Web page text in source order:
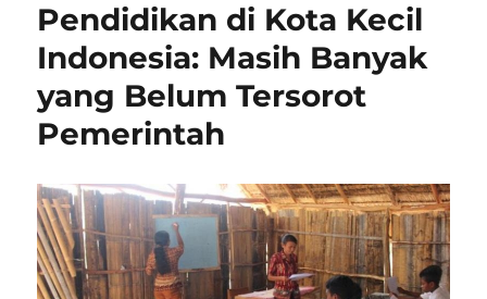
Pendidikan di Kota Kecil
Indonesia: Masih Banyak
yang Belum Tersorot
Pemerintah